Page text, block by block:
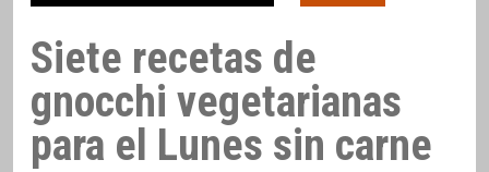
Siete recetas de
gnocchi vegetarianas
para el Lunes sin carne